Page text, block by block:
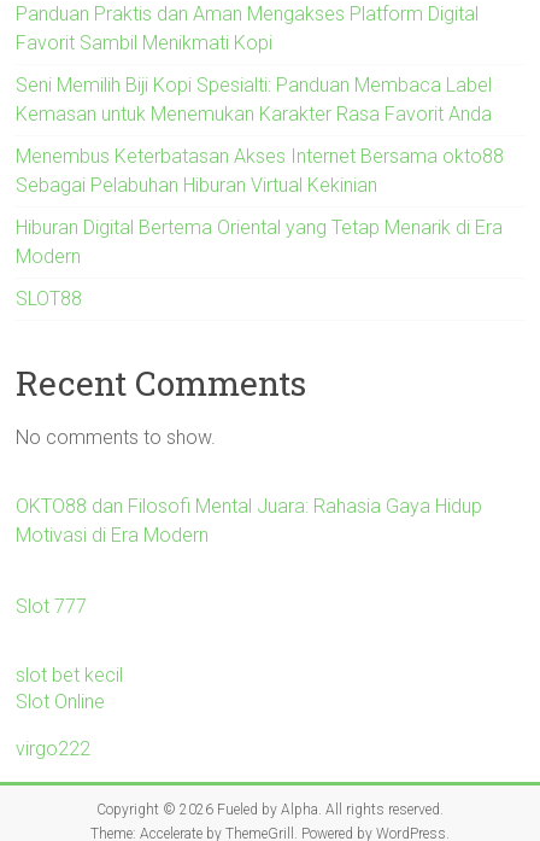
Panduan Praktis dan Aman Mengakses Platform Digital
Favorit Sambil Menikmati Kopi
Seni Memilih Biji Kopi Spesialti: Panduan Membaca Label
Kemasan untuk Menemukan Karakter Rasa Favorit Anda
Menembus Keterbatasan Akses Internet Bersama okto88
Sebagai Pelabuhan Hiburan Virtual Kekinian
Hiburan Digital Bertema Oriental yang Tetap Menarik di Era
Modern
SLOT88
Recent Comments
No comments to show.
OKTO88 dan Filosofi Mental Juara: Rahasia Gaya Hidup
Motivasi di Era Modern
Slot 777
slot bet kecil
Slot Online
virgo222
Copyright © 2026 Fueled by Alpha . All rights reserved.
Theme: Accelerateby ThemeGrill. Powered by WordPress